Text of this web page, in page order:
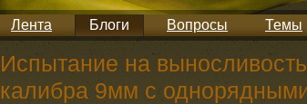
Лента Блоги Вопросы Темы
Испытание на
калибра 9мм с